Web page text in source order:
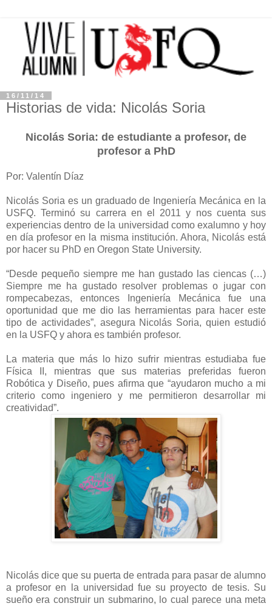
16/11/14
Historias de vida: Nicolás Soria
Nicolás Soria: de estudiante a profesor, de
profesor a PhD
Por: Valentín Díaz
Nicolás Soria es un graduado de Ingeniería Mecánica en la
USFQ. Terminó su carrera en el 2011 y nos cuenta sus
experiencias dentro de la universidad como exalumno y hoy
en día profesor en la misma institución. Ahora, Nicolás está
por hacer su PhD en Oregon State University.
“Desde pequeño siempre me han gustado las ciencas (…)
Siempre me ha gustado resolver problemas o jugar con
rompecabezas, entonces Ingeniería Mecánica fue una
oportunidad que me dio las herramientas para hacer este
tipo de actividades”, asegura Nicolás Soria, quien estudió
en la USFQ y ahora es también profesor.
La materia que más lo hizo sufrir mientras estudiaba fue
Física II, mientras que sus materias preferidas fueron
Robótica y Diseño, pues afirma que “ayudaron mucho a mi
criterio como ingeniero y me permitieron desarrollar mi
creatividad”.
Nicolás dice que su puerta de entrada para pasar de alumno
a profesor en la universidad fue su proyecto de tesis. Su
sueño era construir un submarino, lo cual parece una meta